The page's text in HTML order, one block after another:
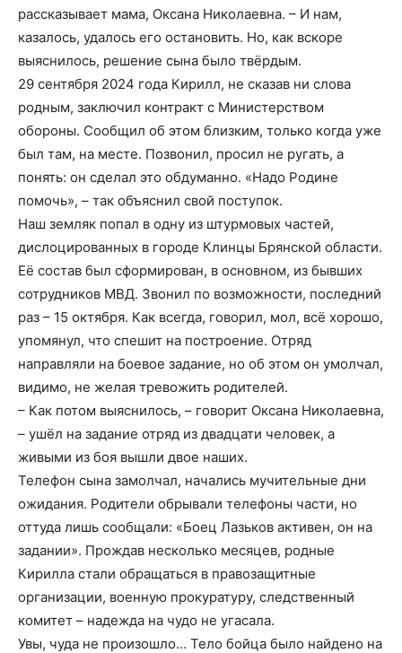
рассказывает мама, Оксана Николаевна. – И нам,
казалось, удалось его остановить. Но, как вскоре
выяснилось, решение сына было твёрдым.
29 сентября 2024 года Кирилл, не сказав ни слова
родным, заключил контракт с Министерством
обороны. Сообщил об этом близким, только когда уже
был там, на месте. Позвонил, просил не ругать, а
понять: он сделал это обдуманно. «Надо Родине
помочь», – так объяснил свой поступок.
Наш земляк попал в одну из штурмовых частей,
дислоцированных в городе Клинцы Брянской области.
Её состав был сформирован, в основном, из бывших
сотрудников МВД. Звонил по возможности, последний
раз – 15 октября. Как всегда, говорил, мол, всё хорошо,
упомянул, что спешит на построение. Отряд
направляли на боевое задание, но об этом он умолчал,
видимо, не желая тревожить родителей.
– Как потом выяснилось, – говорит Оксана Николаевна,
– ушёл на задание отряд из двадцати человек, а
живыми из боя вышли двое наших.
Телефон сына замолчал, начались мучительные дни
ожидания. Родители обрывали телефоны части, но
оттуда лишь сообщали: «Боец Лазьков активен, он на
задании». Прождав несколько месяцев, родные
Кирилла стали обращаться в правозащитные
организации, военную прокуратуру, следственный
комитет – надежда на чудо не угасала.
Увы, чуда не произошло… Тело бойца было найдено на